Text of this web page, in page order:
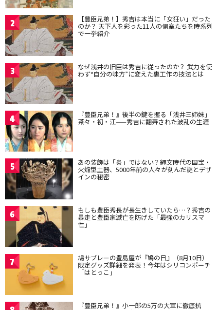
2 【豊臣兄弟！】秀吉は本当に「女狂い」だった
のか？ 天下人を彩った11人の側室たちを時系列
で一挙紹介
3 なぜ浅井の旧臣は秀吉に従ったのか？ 武力を使
わず“自分の味方”に変えた裏工作の技法とは
4 『豊臣兄弟！』後半の鍵を握る「浅井三姉妹」
茶々・初・江——秀吉に翻弄された波乱の生涯
5 あの装飾は「炎」ではない？縄文時代の国宝・
火焔型土器、5000年前の人々が刻んだ謎とデザ
インの秘密
6 もしも豊臣秀長が長生きしていたら…？秀吉の
暴走と豊臣家滅亡を防げた「最強のカリスマ
性」
7 鳩サブレーの豊島屋が『鳩の日』（8月10日）
限定グッズ詳細を発表！今年はシリコンポーチ
「はとっこ」
『豊臣兄弟！』小一郎の5万の大軍に徹底抗